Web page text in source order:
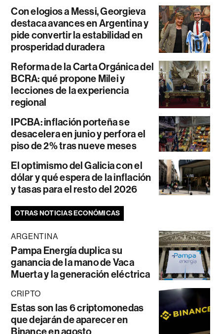
Con elogios a Messi, Georgieva
destaca avances en Argentina y
pide convertir la estabilidad en
prosperidad duradera
Reforma de la Carta Orgánica del
BCRA: qué propone Milei y
lecciones de la experiencia
regional
IPCBA: inflación porteña se
desacelera en junio y perfora el
piso de 2% tras nueve meses
El optimismo del Galicia con el
dólar y qué espera de la inflación
y tasas para el resto del 2026
OTRAS NOTICIAS ECONÓMICAS
ARGENTINA
Pampa Energía duplica su
ganancia de la mano de Vaca
Muerta y la generación eléctrica
CRIPTO
Estas son las 6 criptomonedas
que dejarán de aparecer en